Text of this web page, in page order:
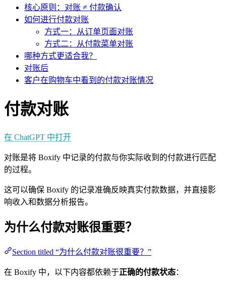
核心原则：对账 ≠ 付款确认
如何进行付款对账
方式一：从订单页面对账
方式二：从付款菜单对账
哪种方式更适合我？
对账后
客户在购物车中看到的付款对账情况
付款对账
在 ChatGPT 中打开
对账是将 Boxify 中记录的付款与你实际收到的付款进行匹配
的过程。
这可以确保 Boxify 的记录准确反映真实付款数据，并直接影
响收入和数据分析报告。
为什么付款对账很重要？
Section titled “为什么付款对账很重要？”
在 Boxify 中，以下内容都依赖于正确的付款状态：